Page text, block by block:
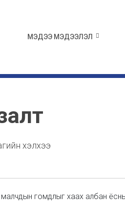
МЭДЭЭ МЭДЭЭЛЭЛ
хэлхээ
малчдын гомдлыг хаах албан